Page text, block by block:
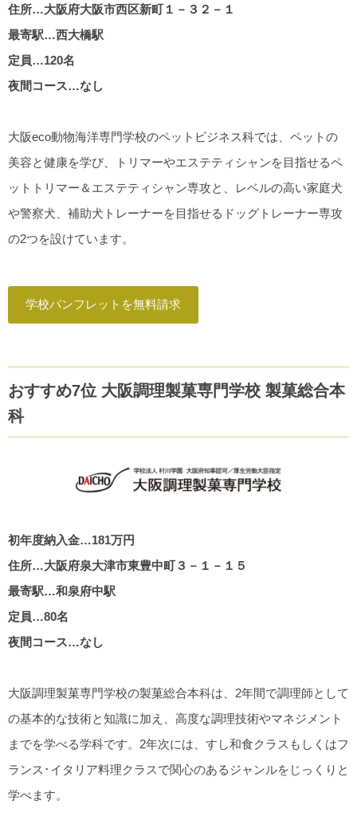
住所…大阪府大阪市西区新町１－３２－１
最寄駅…西大橋駅
定員…120名
夜間コース…なし
大阪eco動物海洋専門学校のペットビジネス科では、ペットの
美容と健康を学び、トリマーやエステティシャンを目指せるペ
ットトリマー＆エステティシャン専攻と、レベルの高い家庭犬
や警察犬、補助犬トレーナーを目指せるドッグトレーナー専攻
の2つを設けています。
学校パンフレットを無料請求
おすすめ7位 大阪調理製菓専門学校 製菓総合本
科
初年度納入金…181万円
住所…大阪府泉大津市東豊中町３－１－１５
最寄駅…和泉府中駅
定員…80名
夜間コース…なし
大阪調理製菓専門学校の製菓総合本科は、2年間で調理師として
の基本的な技術と知識に加え、高度な調理技術やマネジメント
までを学べる学科です。2年次には、すし和食クラスもしくはフ
ランス･イタリア料理クラスで関心のあるジャンルをじっくりと
学べます。